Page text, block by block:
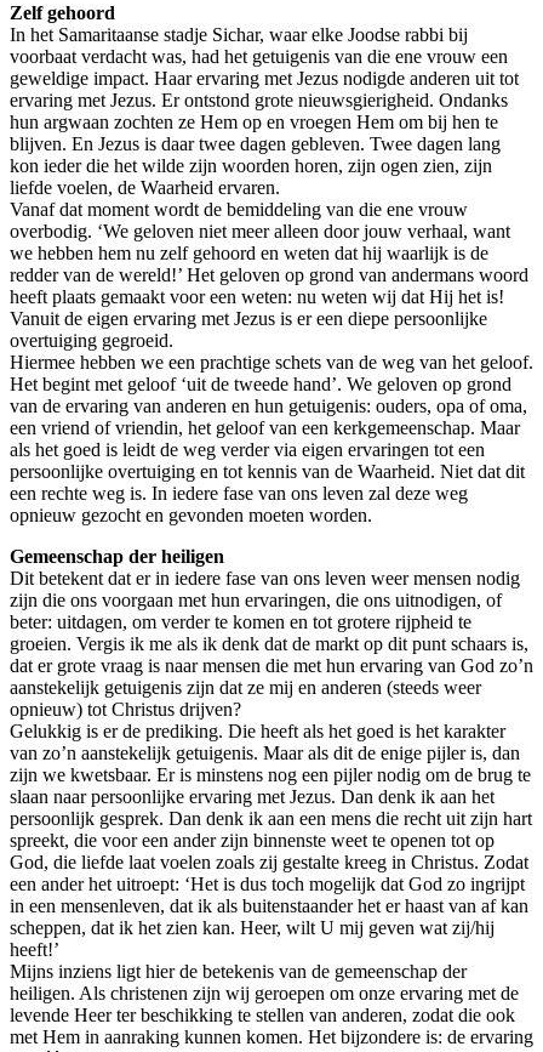
Zelf gehoord
In het Samaritaanse stadje Sichar, waar elke Joodse rabbi bij
voorbaat verdacht was, had het getuigenis van die ene vrouw een
geweldige impact. Haar ervaring met Jezus nodigde anderen uit tot
ervaring met Jezus. Er ontstond grote nieuwsgierigheid. Ondanks
hun argwaan zochten ze Hem op en vroegen Hem om bij hen te
blijven. En Jezus is daar twee dagen gebleven. Twee dagen lang
kon ieder die het wilde zijn woorden horen, zijn ogen zien, zijn
liefde voelen, de Waarheid ervaren.
Vanaf dat moment wordt de bemiddeling van die ene vrouw
overbodig. ‘We geloven niet meer alleen door jouw verhaal, want
we hebben hem nu zelf gehoord en weten dat hij waarlijk is de
redder van de wereld!’ Het geloven op grond van andermans woord
heeft plaats gemaakt voor een weten: nu weten wij dat Hij het is!
Vanuit de eigen ervaring met Jezus is er een diepe persoonlijke
overtuiging gegroeid.
Hiermee hebben we een prachtige schets van de weg van het geloof.
Het begint met geloof ‘uit de tweede hand’. We geloven op grond
van de ervaring van anderen en hun getuigenis: ouders, opa of oma,
een vriend of vriendin, het geloof van een kerkgemeenschap. Maar
als het goed is leidt de weg verder via eigen ervaringen tot een
persoonlijke overtuiging en tot kennis van de Waarheid. Niet dat dit
een rechte weg is. In iedere fase van ons leven zal deze weg
opnieuw gezocht en gevonden moeten worden.
Gemeenschap der heiligen
Dit betekent dat er in iedere fase van ons leven weer mensen nodig
zijn die ons voorgaan met hun ervaringen, die ons uitnodigen, of
beter: uitdagen, om verder te komen en tot grotere rijpheid te
groeien. Vergis ik me als ik denk dat de markt op dit punt schaars is,
dat er grote vraag is naar mensen die met hun ervaring van God zo’n
aanstekelijk getuigenis zijn dat ze mij en anderen (steeds weer
opnieuw) tot Christus drijven?
Gelukkig is er de prediking. Die heeft als het goed is het karakter
van zo’n aanstekelijk getuigenis. Maar als dit de enige pijler is, dan
zijn we kwetsbaar. Er is minstens nog een pijler nodig om de brug te
slaan naar persoonlijke ervaring met Jezus. Dan denk ik aan het
persoonlijk gesprek. Dan denk ik aan een mens die recht uit zijn hart
spreekt, die voor een ander zijn binnenste weet te openen tot op
God, die liefde laat voelen zoals zij gestalte kreeg in Christus. Zodat
een ander het uitroept: ‘Het is dus toch mogelijk dat God zo ingrijpt
in een mensenleven, dat ik als buitenstaander het er haast van af kan
scheppen, dat ik het zien kan. Heer, wilt U mij geven wat zij/hij
heeft!’
Mijns inziens ligt hier de betekenis van de gemeenschap der
heiligen. Als christenen zijn wij geroepen om onze ervaring met de
levende Heer ter beschikking te stellen van anderen, zodat die ook
met Hem in aanraking kunnen komen. Het bijzondere is: de ervaring